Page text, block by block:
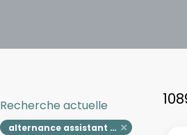
Recherche actuelle
alternance assistant manager